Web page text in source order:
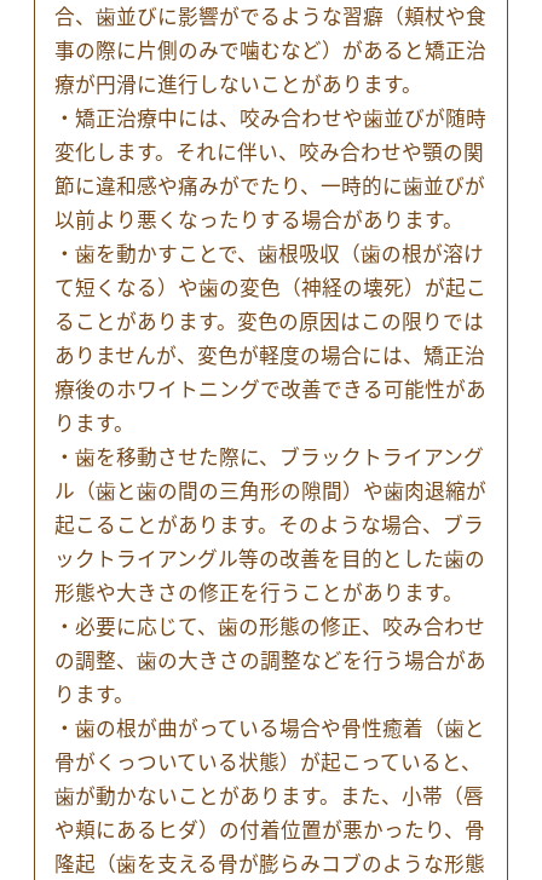
合、歯並びに影響がでるような習癖（頬杖や食
事の際に片側のみで噛むなど）があると矯正治
療が円滑に進行しないことがあります。
・矯正治療中には、咬み合わせや歯並びが随時
変化します。それに伴い、咬み合わせや顎の関
節に違和感や痛みがでたり、一時的に歯並びが
以前より悪くなったりする場合があります。
・歯を動かすことで、歯根吸収（歯の根が溶け
て短くなる）や歯の変色（神経の壊死）が起こ
ることがあります。変色の原因はこの限りでは
ありませんが、変色が軽度の場合には、矯正治
療後のホワイトニングで改善できる可能性があ
ります。
・歯を移動させた際に、ブラックトライアング
ル（歯と歯の間の三角形の隙間）や歯肉退縮が
起こることがあります。そのような場合、ブラ
ックトライアングル等の改善を目的とした歯の
形態や大きさの修正を行うことがあります。
・必要に応じて、歯の形態の修正、咬み合わせ
の調整、歯の大きさの調整などを行う場合があ
ります。
・歯の根が曲がっている場合や骨性癒着（歯と
骨がくっついている状態）が起こっていると、
歯が動かないことがあります。また、小帯（唇
や頬にあるヒダ）の付着位置が悪かったり、骨
隆起（歯を支える骨が膨らみコブのような形態